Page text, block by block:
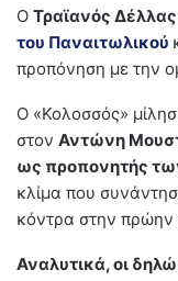
Ο Τραϊανός Δέλλας
του Παναιτωλικού
προπόνηση με την
Ο «Κολοσσός»
στον Αντώνη
ως προπονητής
κλίμα που
κόντρα στην πρώην
Αναλυτικά, οι